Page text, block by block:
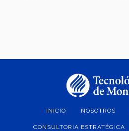
INICIO NOSOTROS
CONSULTORIA ESTRATÉGICA